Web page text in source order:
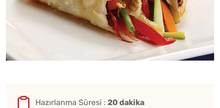
Hazırlanma Süresi : 20 dakika